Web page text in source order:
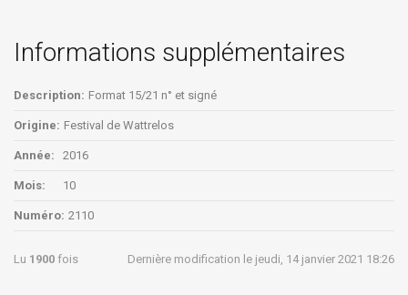
Informations supplémentaires
Description: Format 15/21 n° et signé
Origine: Festival de Wattrelos
Année: 2016
Mois: 10
Numéro: 2110
Lu 1900 fois Dernière modification le jeudi, 14 janvier 2021 18:26